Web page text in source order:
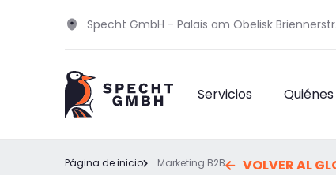
Specht GmbH - Palais am Obelisk
Servicios
Página de inicio Marketing B2B VOLVER AL